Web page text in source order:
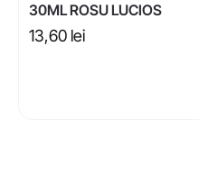
30ML ROSU LUCIOS
13,60 lei